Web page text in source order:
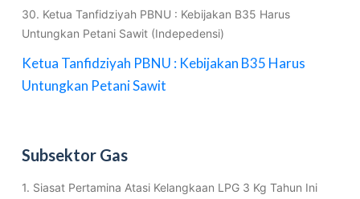
30. Ketua Tanfidziyah PBNU : Kebijakan B35 Harus
Untungkan Petani Sawit (Indepedensi)
Ketua Tanfidziyah PBNU : Kebijakan B35 Harus
Untungkan Petani Sawit
Subsektor Gas
1. Siasat Pertamina Atasi Kelangkaan LPG 3 Kg Tahun Ini